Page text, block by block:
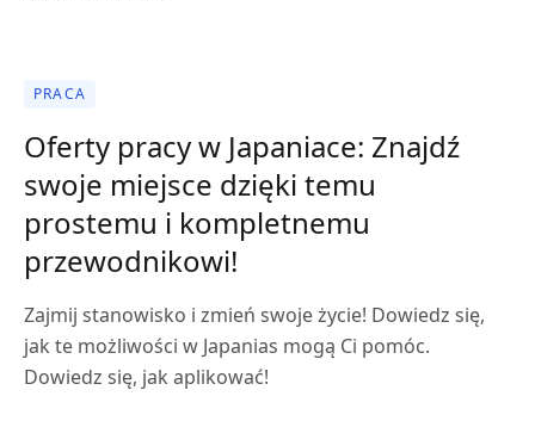
PRACA
Oferty pracy w Japaniace: Znajdź
swoje miejsce dzięki temu
prostemu i kompletnemu
przewodnikowi!
Zajmij stanowisko i zmień swoje życie! Dowiedz się,
jak te możliwości w Japanias mogą Ci pomóc.
Dowiedz się, jak aplikować!